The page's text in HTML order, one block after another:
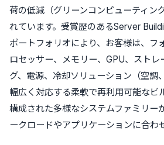
荷の低減（グリーンコンピューティン
れています。受賞歴のあるServer
ポートフォリオにより、お客様は、フ
ロセッサー、メモリー、GPU、ストレ
グ、電源、冷却ソリューション（空調
幅広く対応する柔軟で再利用可能なビ
構成された多様なシステムファミリー
ークロードやアプリケーションに合わ